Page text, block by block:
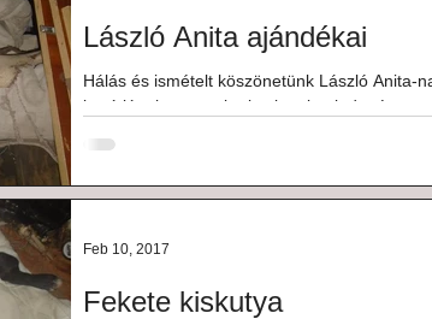
László Anita ajándékai
Hálás és ismételt köszönetünk László Anita-
barátjának a szombati sok-sok mindenért, a
Fekete kiskutya
Feb 10, 2017